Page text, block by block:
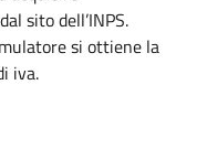
sito dell’INPS.
si ottiene la
iva.